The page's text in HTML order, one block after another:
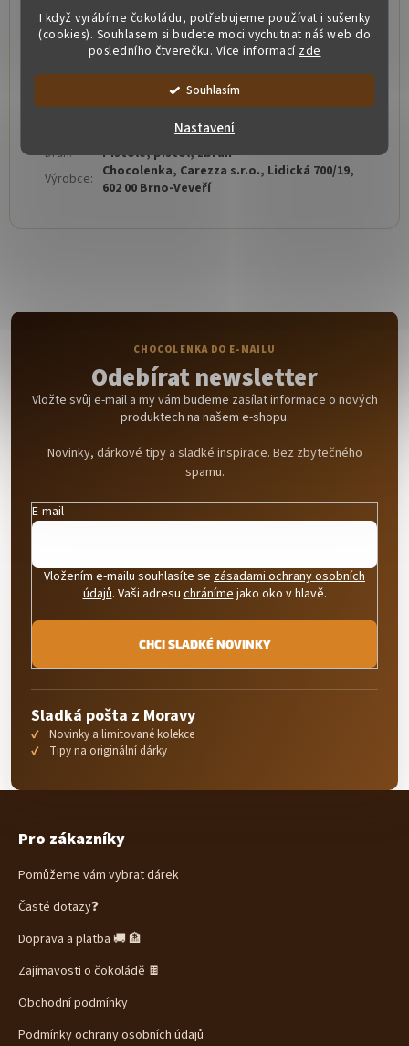
I když vyrábíme čokoládu, potřebujeme používat i sušenky
(cookies). Souhlasem si budete moci vychutnat náš web do
posledního čtverečku. Více informací zde
Souhlasím
Nastavení
8594236255997
Druh:
Pistole, pistol, zbraň
Výrobce: Chocolenka, Carezza s.r.o., Lidická 700/19,
602 00 Brno-Veveří
Odebírat newsletter
Vložte svůj e-mail a my vám budeme zasílat informace o nových
produktech na našem e-shopu.
Novinky, dárkové tipy a sladké inspirace. Bez zbytečného
spamu.
E-mail
Vložením e-mailu souhlasíte se zásadami ochrany osobních
údajů. Vaši adresuchránímejako oko v hlavě.
CHCI SLADKÉ NOVINKY
Sladká pošta z Moravy
Novinky a limitované kolekce
Tipy na originální dárky
Pro zákazníky
Pomůžeme vám vybrat dárek
Časté dotazy❓
Doprava a platba 🚚 🏦
Zajímavosti o čokoládě 🍫
Obchodní podmínky
Podmínky ochrany osobních údajů